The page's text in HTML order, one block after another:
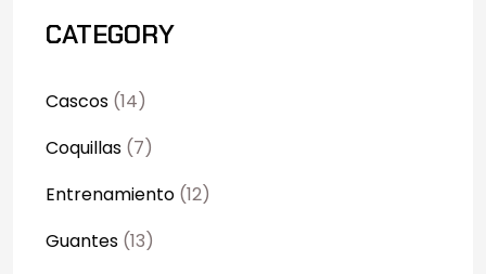
CATEGORY
Cascos (14)
Coquillas (7)
Entrenamiento (12)
Guantes (13)